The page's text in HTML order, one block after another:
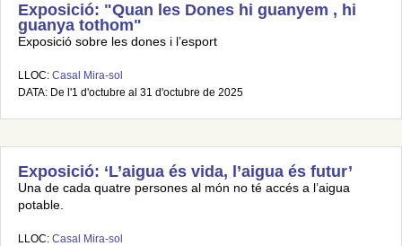
Exposició: "Quan les Dones hi guanyem , hi
guanya tothom"
Exposició sobre les dones i l’esport
LLOC: Casal Mira-sol
DATA: De l'1 d'octubre al 31 d'octubre de 2025
Exposició: ‘L’aigua és vida, l’aigua és futur’
Una de cada quatre persones al món no té accés a l’aigua
potable.
LLOC: Casal Mira-sol